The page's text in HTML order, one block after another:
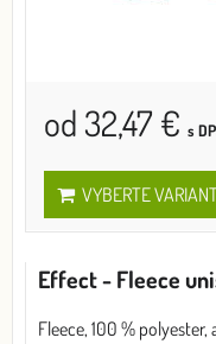
od 32,47 € s
VYBERTE
Effect - Fleece
Fleece, 100 %